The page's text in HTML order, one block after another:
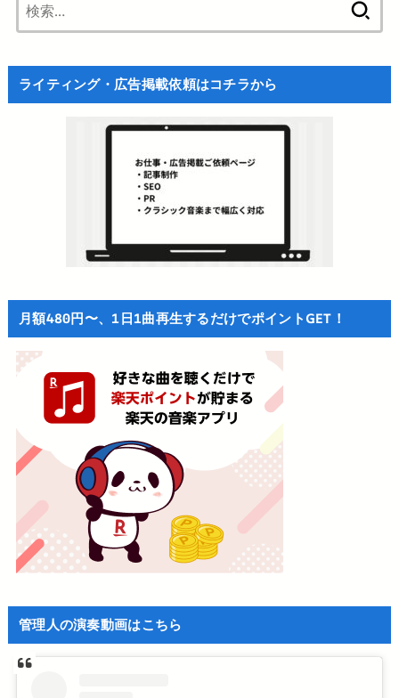
ライティング・広告掲載依頼はコチラから
月額480円〜、1日1曲再生するだけでポイントGET！
管理人の演奏動画はこちら